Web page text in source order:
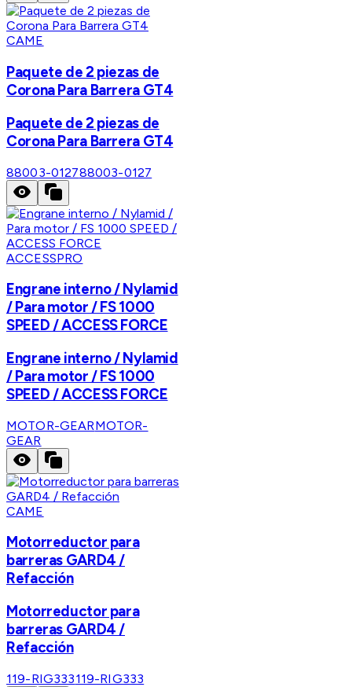
CAME
Paquete de 2 piezas de
Corona Para Barrera GT4
Paquete de 2 piezas de
Corona Para Barrera GT4
88003-012788003-0127
ACCESSPRO
Engrane interno / Nylamid
/ Para motor / FS 1000
SPEED / ACCESS FORCE
Engrane interno / Nylamid
/ Para motor / FS 1000
SPEED / ACCESS FORCE
MOTOR-GEARMOTOR-
GEAR
CAME
Motorreductor para
barreras GARD4 /
Refacción
Motorreductor para
barreras GARD4 /
Refacción
119-RIG333119-RIG333